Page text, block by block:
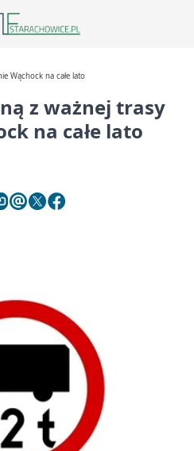
Wąchock na całe lato
z ważnej trasy
na całe lato